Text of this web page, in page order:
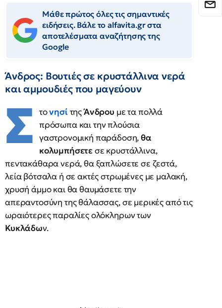
Μάθε πρώτος όλες τις σημαντικές
ειδήσεις. Βάλε το alfavita.gr στα
αποτελέσματα αναζήτησης της
Google
Άνδρος: Βουτιές σε κρυστάλλινα νερά
και αμμουδιές που μαγεύουν
Σ τονησίτηςΆνδρου με τα πολλά
πρόσωπα και την πλούσια
γαστρονομική παράδοση,θα
κολυμπήσετεσε κρυστάλλινα,
πεντακάθαρα νερά, θα ξαπλώσετε σε ζεστά,
λεία βότσαλα ή σε ακτές στρωμένες με μαλακή,
χρυσή άμμο και θα θαυμάσετε την
απεραντοσύνη της θάλασσας, σε μερικές από τις
ωραιότερες παραλίες ολόκληρων των
Κυκλάδων.